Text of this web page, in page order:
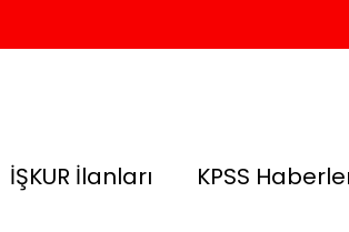
İŞKUR İlanları KPSS